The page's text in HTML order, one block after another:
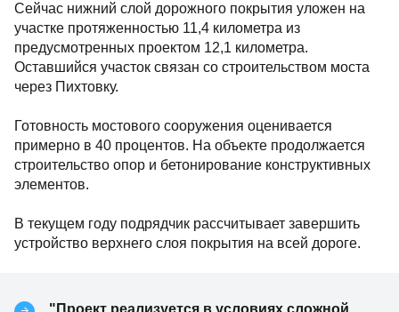
Сейчас нижний слой дорожного покрытия уложен на
участке протяженностью 11,4 километра из
предусмотренных проектом 12,1 километра.
Оставшийся участок связан со строительством моста
через Пихтовку.
Готовность мостового сооружения оценивается
примерно в 40 процентов. На объекте продолжается
строительство опор и бетонирование конструктивных
элементов.
В текущем году подрядчик рассчитывает завершить
устройство верхнего слоя покрытия на всей дороге.
"Проект реализуется в условиях сложной